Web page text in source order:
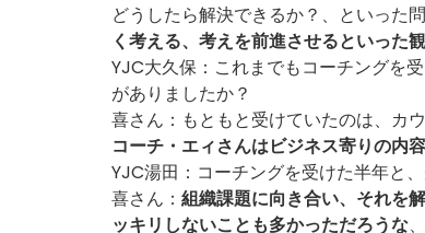
どうしたら解決できるか？、といった
く考える、考えを前進させるといった
YJC大久保：これまでもコーチングを
がありましたか？
喜さん：もともと受けていたのは、カ
コーチ・エィさんはビジネス寄りの内
YJC湯田：コーチングを受けた半年と
喜さん： 組織課題に向き合い、それを
ッキリしないことも多かっただろうな